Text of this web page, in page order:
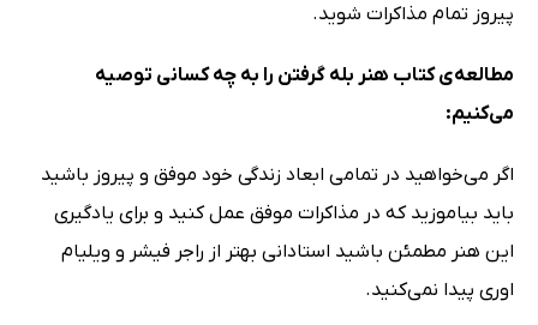
پیروز تمام مذاکرات شوید.
مطالعه‌ی کتاب هنر بله گرفتن را به چه کسانی توصیه
می‌کنیم:
اگر می‌خواهید در تمامی ابعاد زندگی خود موفق و پیروز باشید
باید بیاموزید که در مذاکرات موفق عمل کنید و برای یادگیری
این هنر مطمئن باشید استادانی بهتر از راجر فیشر و ویلیام
اوری پیدا نمی‌کنید.